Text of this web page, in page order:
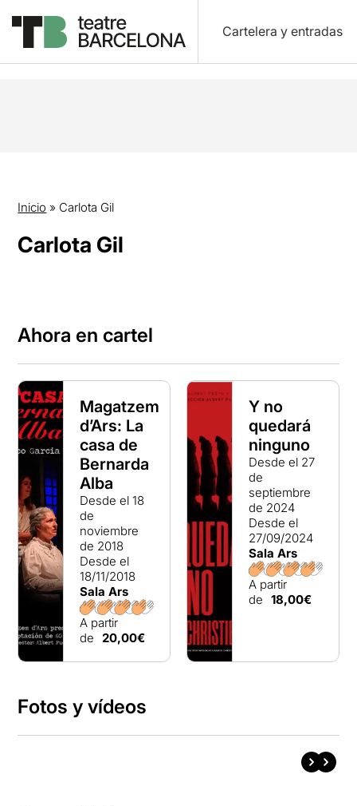
Cartelera y entradas
Inicio » Carlota Gil
Carlota Gil
Ahora en cartel
Magatzem
d’Ars: La
casa de
Bernarda
Alba
Desde el 18
de
noviembre
de 2018
Desde el
18/11/2018
Sala Ars
A partir
de 20,00€
Y no
quedará
ninguno
Desde el 27
de
septiembre
de 2024
Desde el
27/09/2024
Sala Ars
A partir
de 18,00€
Fotos y vídeos